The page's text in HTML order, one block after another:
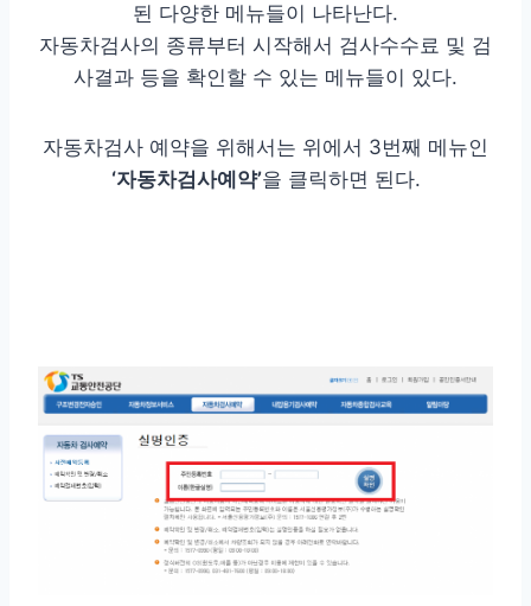
된 다양한 메뉴들이 나타난다.
자동차검사의 종류부터 시작해서 검사수수료 및 검
사결과 등을 확인할 수 있는 메뉴들이 있다.
자동차검사 예약을 위해서는 위에서 3번째 메뉴인
‘자동차검사예약’을 클릭하면 된다.